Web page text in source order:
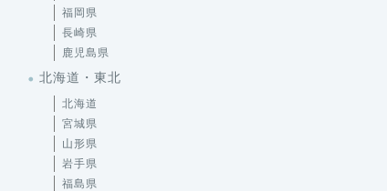
福岡県
長崎県
鹿児島県
北海道・東北
北海道
宮城県
山形県
岩手県
福島県